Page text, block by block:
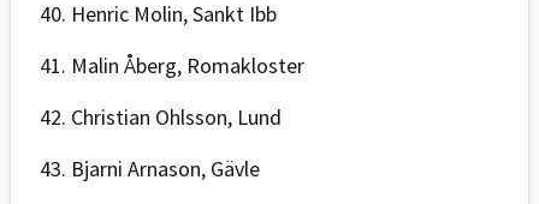
40. Henric Molin, Sankt Ibb
41. Malin Åberg, Romakloster
42. Christian Ohlsson, Lund
43. Bjarni Arnason, Gävle